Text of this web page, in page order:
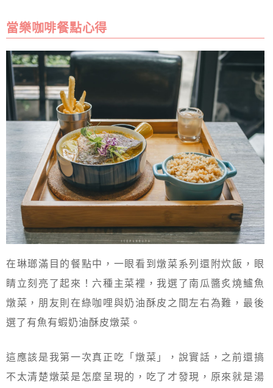
當樂咖啡餐點心得
在琳瑯滿目的餐點中，一眼看到燉菜系列還附炊飯，眼
睛立刻亮了起來！六種主菜裡，我選了南瓜醬炙燒鱸魚
燉菜，朋友則在綠咖哩與奶油酥皮之間左右為難，最後
選了有魚有蝦奶油酥皮燉菜。
這應該是我第一次真正吃「燉菜」，說實話，之前還搞
不太清楚燉菜是怎麼呈現的，吃了才發現，原來就是湯